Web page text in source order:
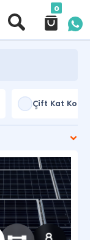
0
Çift Kat